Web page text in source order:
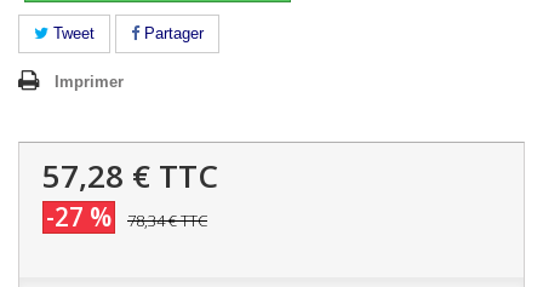
Tweet Partager
Imprimer
57,28 € TTC
-27 % 78,34 €TTC